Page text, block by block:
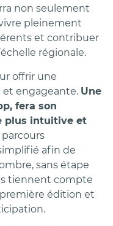
non seulement
pleinement
et contribuer
régionale.
offrir une
et engageante. Une
fera son
plus intuitive et
parcours
afin de
sans étape
tiennent compte
édition et